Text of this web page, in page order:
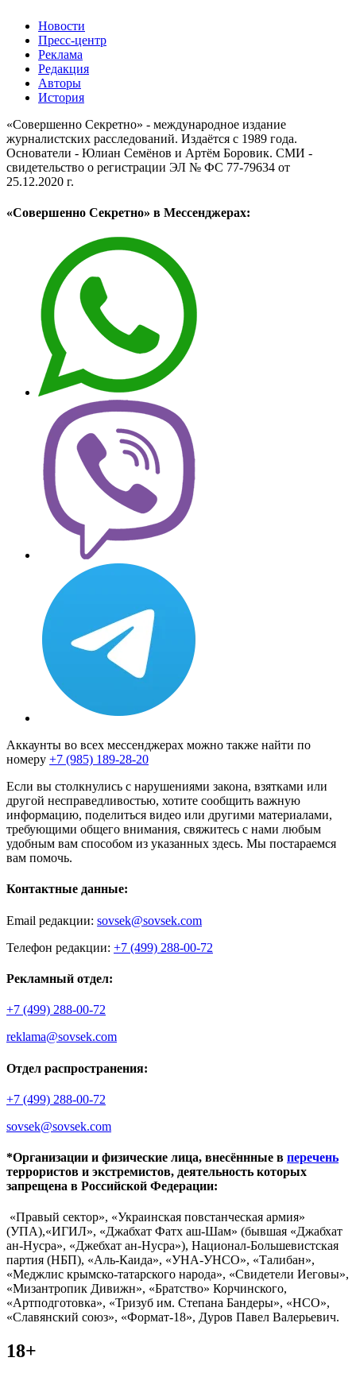
Новости
Пресс-центр
Реклама
Редакция
Авторы
История
«Совершенно Секретно» - международное издание
журналистских расследований. Издаётся с 1989 года.
Основатели - Юлиан Семёнов и Артём Боровик. CМИ -
свидетельство о регистрации ЭЛ № ФС 77-79634 от
25.12.2020 г.
«Совершенно Секретно» в Мессенджерах:
Аккаунты во всех мессенджерах можно также найти по
номеру +7 (985) 189-28-20
Если вы столкнулись с нарушениями закона, взятками или
другой несправедливостью, хотите сообщить важную
информацию, поделиться видео или другими материалами,
требующими общего внимания, свяжитесь с нами любым
удобным вам способом из указанных здесь. Мы постараемся
вам помочь.
Контактные данные:
Email редакции: sovsek@sovsek.com
Телефон редакции: +7 (499) 288-00-72
Рекламный отдел:
+7 (499) 288-00-72
reklama@sovsek.com
Отдел распространения:
+7 (499) 288-00-72
sovsek@sovsek.com
*Организации и физические лица, внесённные в перечень
террористов и экстремистов, деятельность которых
запрещена в Российской Федерации:
«Правый сектор», «Украинская повстанческая армия»
(УПА),«ИГИЛ», «Джабхат Фатх аш-Шам» (бывшая «Джабхат
ан-Нусра», «Джебхат ан-Нусра»), Национал-Большевистская
партия (НБП), «Аль-Каида», «УНА-УНСО», «Талибан»,
«Меджлис крымско-татарского народа», «Свидетели Иеговы»,
«Мизантропик Дивижн», «Братство» Корчинского,
«Артподготовка», «Тризуб им. Степана Бандеры», «НСО»,
«Славянский союз», «Формат-18», Дуров Павел Валерьевич.
18+